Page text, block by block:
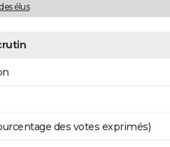
élus
des votes exprimés)